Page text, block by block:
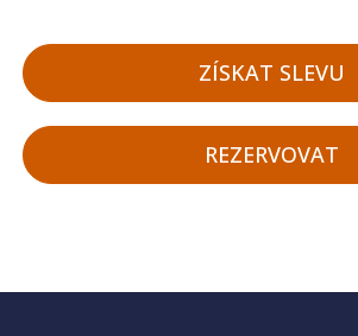
ZÍSKAT SLEVU
REZERVOVAT